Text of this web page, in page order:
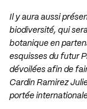
Il y aura aussi
biodiversité, qui
botanique en
esquisses du futur
dévoilées afin de
Cardin Ramirez
portée